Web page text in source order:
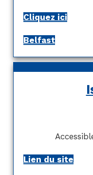
Cliquez ici
Belfast
Lien du site